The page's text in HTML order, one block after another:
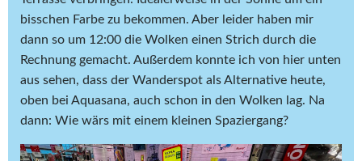
bisschen Farbe zu bekommen. Aber leider haben mir
dann so um 12:00 die Wolken einen Strich durch die
Rechnung gemacht. Außerdem konnte ich von hier unten
aus sehen, dass der Wanderspot als Alternative heute,
oben bei Aquasana, auch schon in den Wolken lag. Na
dann: Wie wärs mit einem kleinen Spaziergang?